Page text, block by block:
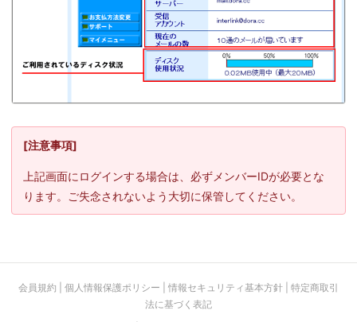
[注意事項]
上記画面にログインする場合は、必ずメンバーIDが必要とな
ります。ご失念されないよう大切に保管してください。
会員規約 個人情報保護ポリシー 情報セキュリティ基本方針
特定商取引
法に基づく表記